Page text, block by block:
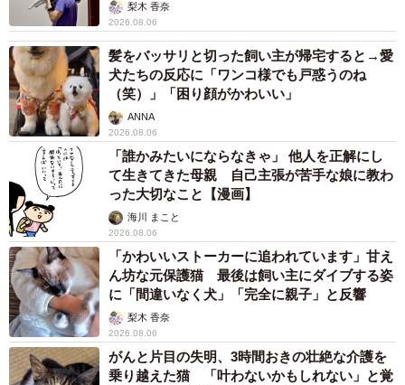
梨木 香奈
2026.08.06
髪をバッサリと切った飼い主が帰宅すると→愛
犬たちの反応に「ワンコ様でも戸惑うのね
（笑）」「困り顔がかわいい」
ANNA
2026.08.06
「誰かみたいにならなきゃ」 他人を正解にし
て生きてきた母親 自己主張が苦手な娘に教わ
った大切なこと【漫画】
海川 まこと
2026.08.06
「かわいいストーカーに追われています」甘え
ん坊な元保護猫 最後は飼い主にダイブする姿
に「間違いなく犬」「完全に親子」と反響
梨木 香奈
2026.08.06
がんと片目の失明、3時間おきの壮絶な介護を
乗り越えた猫 「叶わないかもしれない」と覚